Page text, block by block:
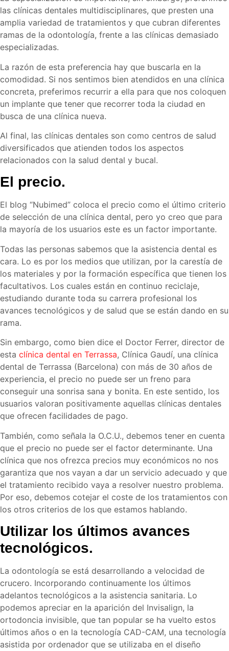
las clínicas dentales multidisciplinares, que presten una
amplia variedad de tratamientos y que cubran diferentes
ramas de la odontología, frente a las clínicas demasiado
especializadas.
La razón de esta preferencia hay que buscarla en la
comodidad. Si nos sentimos bien atendidos en una clínica
concreta, preferimos recurrir a ella para que nos coloquen
un implante que tener que recorrer toda la ciudad en
busca de una clínica nueva.
Al final, las clínicas dentales son como centros de salud
diversificados que atienden todos los aspectos
relacionados con la salud dental y bucal.
El precio.
El blog “Nubimed” coloca el precio como el último criterio
de selección de una clínica dental, pero yo creo que para
la mayoría de los usuarios este es un factor importante.
Todas las personas sabemos que la asistencia dental es
cara. Lo es por los medios que utilizan, por la carestía de
los materiales y por la formación específica que tienen los
facultativos. Los cuales están en continuo reciclaje,
estudiando durante toda su carrera profesional los
avances tecnológicos y de salud que se están dando en su
rama.
Sin embargo, como bien dice el Doctor Ferrer, director de
esta clínica dental en Terrassa, Clínica Gaudí, una clínica
dental de Terrassa (Barcelona) con más de 30 años de
experiencia, el precio no puede ser un freno para
conseguir una sonrisa sana y bonita. En este sentido, los
usuarios valoran positivamente aquellas clínicas dentales
que ofrecen facilidades de pago.
También, como señala la O.C.U., debemos tener en cuenta
que el precio no puede ser el factor determinante. Una
clínica que nos ofrezca precios muy económicos no nos
garantiza que nos vayan a dar un servicio adecuado y que
el tratamiento recibido vaya a resolver nuestro problema.
Por eso, debemos cotejar el coste de los tratamientos con
los otros criterios de los que estamos hablando.
Utilizar los últimos avances
tecnológicos.
La odontología se está desarrollando a velocidad de
crucero. Incorporando continuamente los últimos
adelantos tecnológicos a la asistencia sanitaria. Lo
podemos apreciar en la aparición del Invisalign, la
ortodoncia invisible, que tan popular se ha vuelto estos
últimos años o en la tecnología CAD-CAM, una tecnología
asistida por ordenador que se utilizaba en el diseño